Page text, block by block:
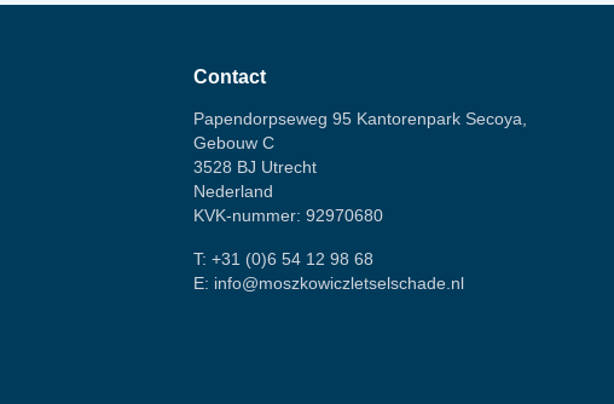
Contact
Papendorpseweg 95 Kantorenpark Secoya,
Gebouw C
3528 BJ Utrecht
Nederland
KVK-nummer: 92970680
T: +31 (0)6 54 12 98 68
E: info@moszkowiczletselschade.nl